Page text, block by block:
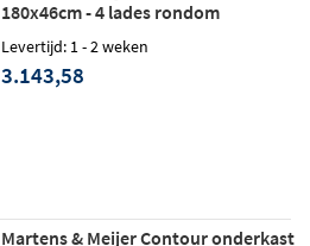
180x46cm - 4 lades rondom
contouren - chocolate oak
Levertijd: 1 - 2 weken
3.143,58
Martens & Meijer Contour onderkast